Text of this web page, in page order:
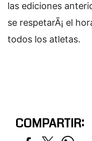
las ediciones
se respetarÃ¡ el
todos los atletas.
COMPARTIR: